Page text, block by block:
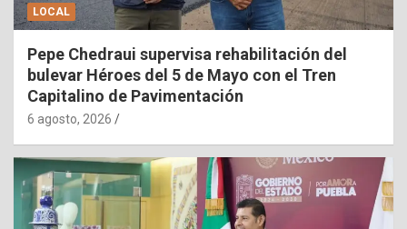
LOCAL
Pepe Chedraui supervisa rehabilitación del
bulevar Héroes del 5 de Mayo con el Tren
Capitalino de Pavimentación
6 agosto, 2026